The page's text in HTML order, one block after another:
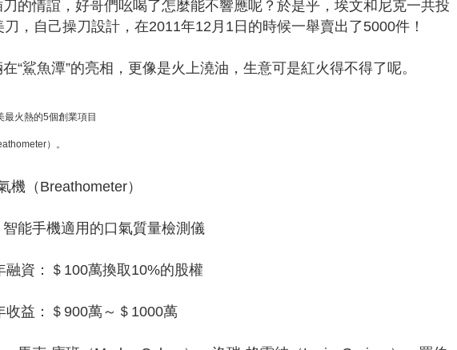
情誼，好哥們吆喝了怎麼能不響應呢？於是乎，埃文和尼克一共投
刀，自己操刀設計，在2011年12月1日的時候一舉賣出了5000件！
鯊魚潭”的亮相，更像是火上澆油，生意可是紅火得不得了呢。
）。
（Breathometer）
手機適用的口氣質量檢測儀
資：＄100萬換取10%的股權
益：＄900萬～＄1000萬